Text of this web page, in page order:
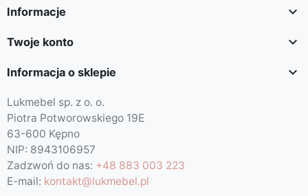
Informacje 
Twoje konto 
Informacja o sklepie 
Lukmebel sp. z o. o.
Piotra Potworowskiego 19E
63-600 Kępno
NIP: 8943106957
Zadzwoń do nas: +48 883 003 223
E-mail: kontakt@lukmebel.pl